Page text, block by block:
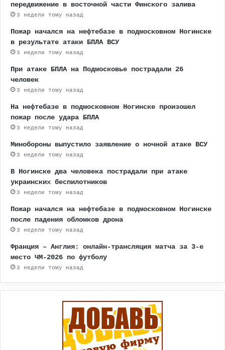
передвижение в восточной части Финского залива
3 недели тому назад
Пожар начался на нефтебазе в подмосковном Ногинске
в результате атаки БПЛА ВСУ
3 недели тому назад
При атаке БПЛА на Подмосковье пострадали 26
человек
3 недели тому назад
На нефтебазе в подмосковном Ногинске произошел
пожар после удара БПЛА
3 недели тому назад
Минобороны выпустило заявление о ночной атаке ВСУ
3 недели тому назад
В Ногинске два человека пострадали при атаке
украинских беспилотников
3 недели тому назад
Пожар начался на нефтебазе в подмосковном Ногинске
после падения обломков дрона
3 недели тому назад
Франция – Англия: онлайн-трансляция матча за 3-е
место ЧМ-2026 по футболу
3 недели тому назад